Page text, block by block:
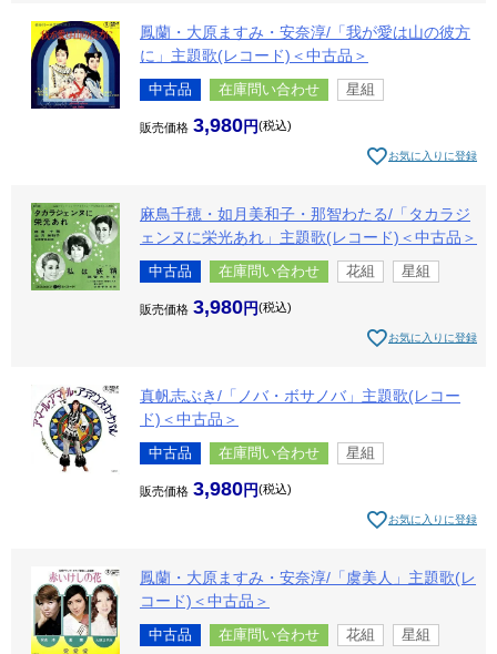
鳳蘭・大原ますみ・安奈淳/「我が愛は山の彼方
に」主題歌(レコード)＜中古品＞
中古品 在庫問い合わせ 星組
販売価格 3,980 税込
お気に入りに登録
麻鳥千穂・如月美和子・那智わたる/「タカラジ
ェンヌに栄光あれ」主題歌(レコード)＜中古品＞
中古品 在庫問い合わせ 花組 星組
販売価格 3,980 税込
お気に入りに登録
真帆志ぶき/「ノバ・ボサノバ」主題歌(レコー
ド)＜中古品＞
中古品 在庫問い合わせ 星組
販売価格 3,980 税込
お気に入りに登録
鳳蘭・大原ますみ・安奈淳/「虞美人」主題歌(レ
コード)＜中古品＞
中古品 在庫問い合わせ 花組 星組